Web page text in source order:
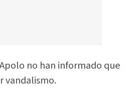
no han informado que
vandalismo.